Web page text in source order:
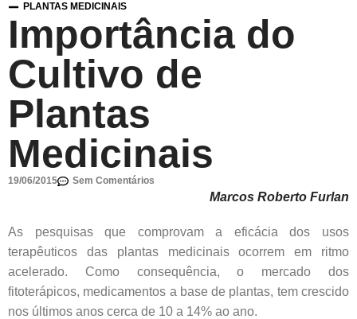
PLANTAS MEDICINAIS
Importância do
Cultivo de
Plantas
Medicinais
19/06/2015 Sem Comentários
Marcos Roberto Furlan
As pesquisas que comprovam a eficácia dos usos
terapêuticos das plantas medicinais ocorrem em ritmo
acelerado. Como consequência, o mercado dos
fitoterápicos, medicamentos a base de plantas, tem crescido
nos últimos anos cerca de 10 a 14% ao ano.